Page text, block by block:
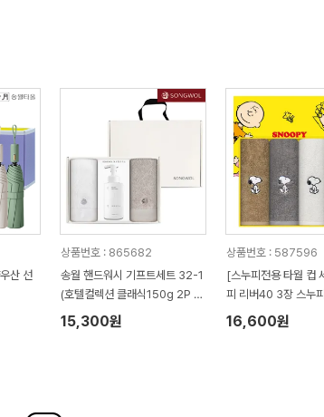
산 선
상품번호 : 865682
송월 핸드워시 기프트세트 32-1
(호텔컬렉션 클래식150g 2P +
생활공작소500ml 1P)
15,300원
상품번호 : 587596
[스누피전용 타월 컵
피 리버40 3장 스누
트
16,600원